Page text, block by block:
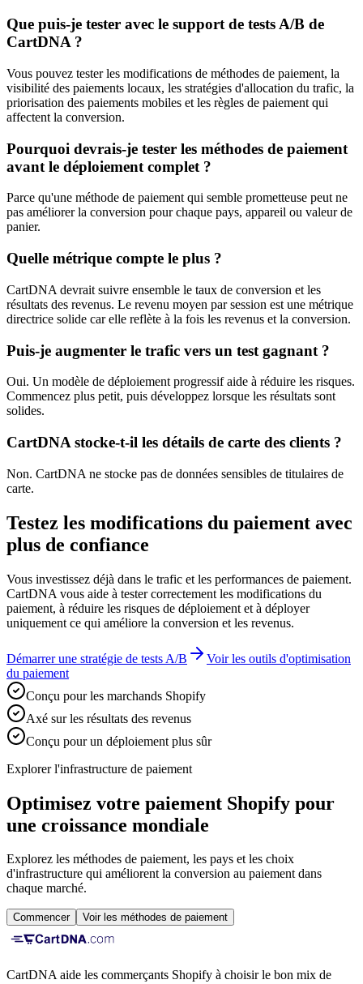
Que puis-je tester avec le support de tests A/B de
CartDNA ?
Vous pouvez tester les modifications de méthodes de paiement, la
visibilité des paiements locaux, les stratégies d'allocation du trafic, la
priorisation des paiements mobiles et les règles de paiement qui
affectent la conversion.
Pourquoi devrais-je tester les méthodes de paiement
avant le déploiement complet ?
Parce qu'une méthode de paiement qui semble prometteuse peut ne
pas améliorer la conversion pour chaque pays, appareil ou valeur de
panier.
Quelle métrique compte le plus ?
CartDNA devrait suivre ensemble le taux de conversion et les
résultats des revenus. Le revenu moyen par session est une métrique
directrice solide car elle reflète à la fois les revenus et la conversion.
Puis-je augmenter le trafic vers un test gagnant ?
Oui. Un modèle de déploiement progressif aide à réduire les risques.
Commencez plus petit, puis développez lorsque les résultats sont
solides.
CartDNA stocke-t-il les détails de carte des clients ?
Non. CartDNA ne stocke pas de données sensibles de titulaires de
carte.
Testez les modifications du paiement avec
plus de confiance
Vous investissez déjà dans le trafic et les performances de paiement.
CartDNA vous aide à tester correctement les modifications du
paiement, à réduire les risques de déploiement et à déployer
uniquement ce qui améliore la conversion et les revenus.
Démarrer une stratégie de tests A/B
Voir les outils d'optimisation
du paiement
Conçu pour les marchands Shopify
Axé sur les résultats des revenus
Conçu pour un déploiement plus sûr
Explorer l'infrastructure de paiement
Optimisez votre paiement Shopify pour
une croissance mondiale
Explorez les méthodes de paiement, les pays et les choix
d'infrastructure qui améliorent la conversion au paiement dans
chaque marché.
Commencer Voir les méthodes de paiement
CartDNA aide les commerçants Shopify à choisir le bon mix de